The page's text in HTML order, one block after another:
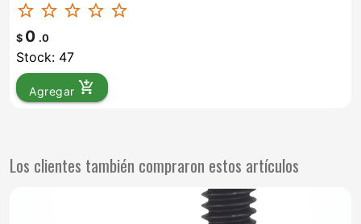
star_border star_border star_border star_border star_border
$ 0 .0
Stock: 47
Agregar add_shopping_cart
Los clientes también compraron estos artículos